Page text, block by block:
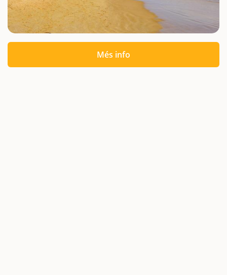
Més info